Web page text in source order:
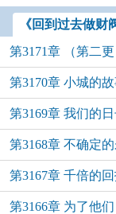
《回到过去做财
第3171章 （第二更
第3170章 小城的
第3169章 我们的
第3168章 不确定
第3167章 千倍的
第3166章 为了他